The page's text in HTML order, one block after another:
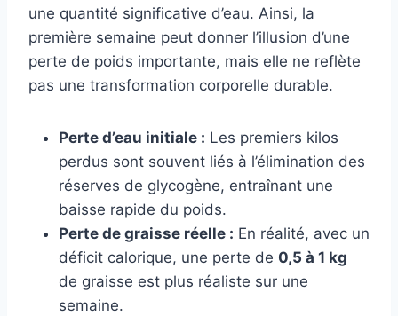
une quantité significative d’eau. Ainsi, la
première semaine peut donner l’illusion d’une
perte de poids importante, mais elle ne reflète
pas une transformation corporelle durable.
Perte d’eau initiale : Les premiers kilos
perdus sont souvent liés à l’élimination des
réserves de glycogène, entraînant une
baisse rapide du poids.
Perte de graisse réelle : En réalité, avec un
déficit calorique, une perte de 0,5 à 1 kg
de graisse est plus réaliste sur une
semaine.